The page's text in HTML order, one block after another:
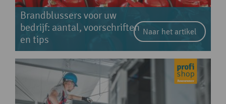
Brandblussers voor uw
bedrijf: aantal, voorschriften
en tips
Naar het artikel